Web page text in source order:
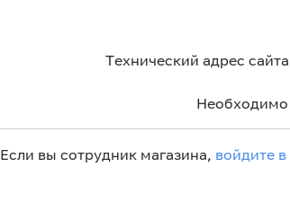
Технический адрес
Необходимо
Если вы сотрудник магазина, войдите